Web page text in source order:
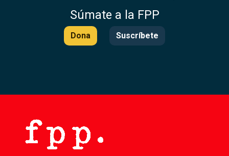
Súmate a la FPP
Dona Suscríbete